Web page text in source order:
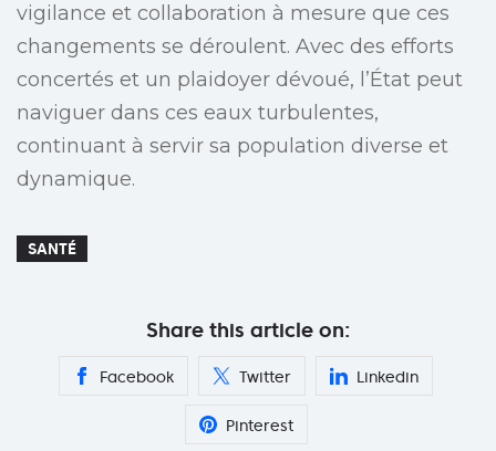
vigilance et collaboration à mesure que ces
changements se déroulent. Avec des efforts
concertés et un plaidoyer dévoué, l’État peut
naviguer dans ces eaux turbulentes,
continuant à servir sa population diverse et
dynamique.
SANTÉ
Share this article on:
Facebook Twitter Linkedin
Pinterest